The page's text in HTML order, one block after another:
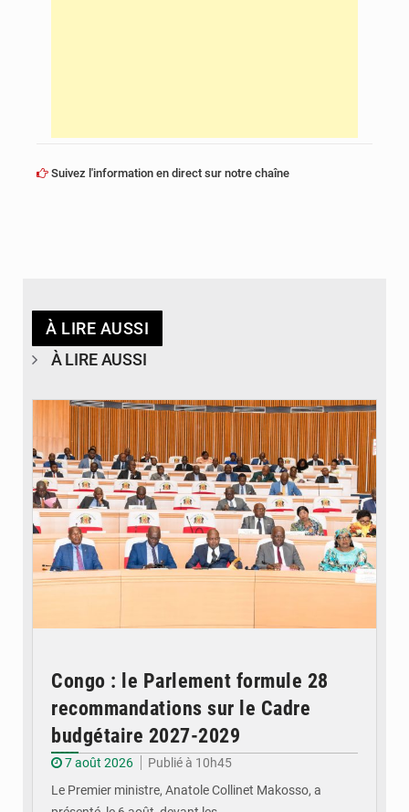
Suivez l'information en direct sur notre chaîne
À LIRE AUSSI
À LIRE AUSSI
Congo : le Parlement formule 28
recommandations sur le Cadre
budgétaire 2027-2029
7 août 2026
Publié à 10h45
Le Premier ministre, Anatole Collinet Makosso, a